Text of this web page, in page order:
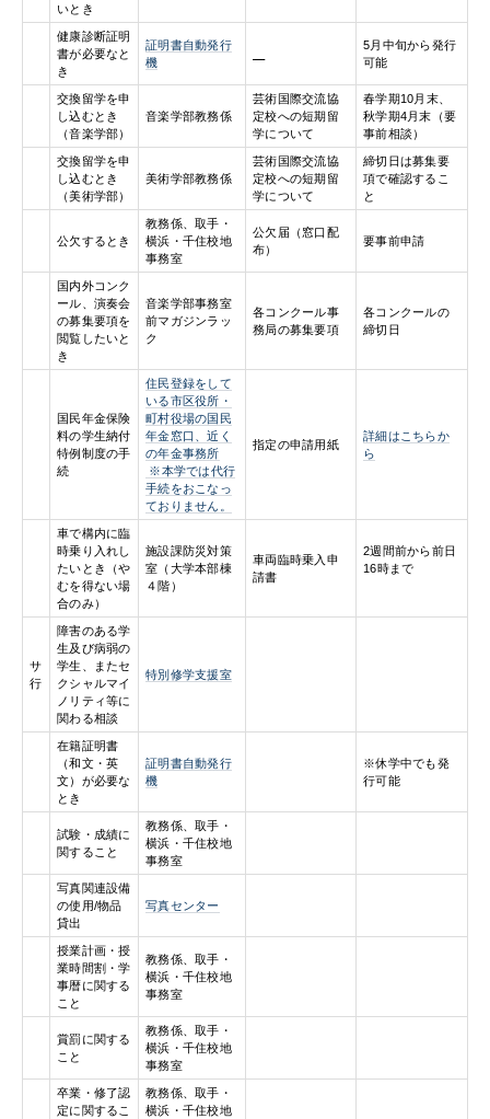
いとき
健康診断証明
書が必要なと
き
証明書自動発行
機
5月中旬から発行
可能
交換留学を申
し込むとき
（音楽学部）
音楽学部教務係
芸術国際交流協
定校への短期留
学について
春学期10月末、
秋学期4月末（要
事前相談）
交換留学を申
し込むとき
（美術学部）
美術学部教務係
芸術国際交流協
定校への短期留
学について
締切日は募集要
項で確認するこ
と
公欠するとき
教務係、取手・
横浜・千住校地
事務室
公欠届（窓口配
布）
要事前申請
国内外コンク
ール、演奏会
の募集要項を
閲覧したいと
き
音楽学部事務室
前マガジンラッ
ク
各コンクール事
務局の募集要項
各コンクールの
締切日
国民年金保険
料の学生納付
特例制度の手
続
住民登録をして
いる市区役所・
町村役場の国民
年金窓口、近く
の年金事務所
※本学では代行
手続をおこなっ
ておりません。
指定の申請用紙
詳細はこちらか
ら
車で構内に臨
時乗り入れし
たいとき（や
むを得ない場
合のみ）
施設課防災対策
室（大学本部棟
４階）
車両臨時乗入申
請書
2週間前から前日
16時まで
サ
行
障害のある学
生及び病弱の
学生、またセ
クシャルマイ
ノリティ等に
関わる相談
特別修学支援室
在籍証明書
（和文・英
文）が必要な
とき
証明書自動発行
機
※休学中でも発
行可能
試験・成績に
関すること
教務係、取手・
横浜・千住校地
事務室
写真関連設備
の使用/物品
貸出
写真センター
授業計画・授
業時間割・学
事暦に関する
こと
教務係、取手・
横浜・千住校地
事務室
賞罰に関する
こと
教務係、取手・
横浜・千住校地
事務室
卒業・修了認
定に関するこ
教務係、取手・
横浜・千住校地